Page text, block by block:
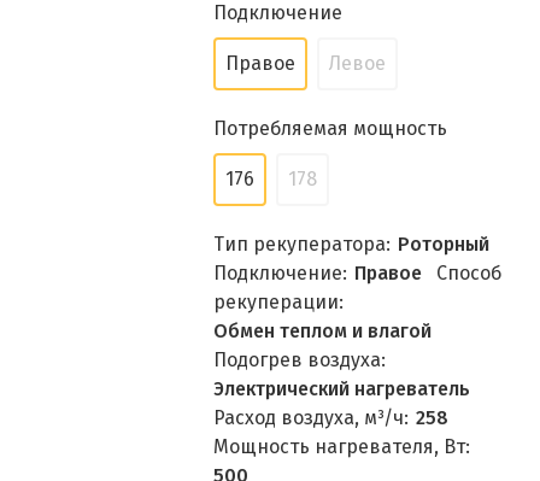
Подключение
Правое Левое
Потребляемая мощность
176 178
Тип рекуператора: Роторный
Подключение: Правое
Способ
рекуперации:
Обмен теплом и влагой
Подогрев воздуха:
Электрический нагреватель
Расход воздуха, м³/ч: 258
Мощность нагревателя, Вт:
500